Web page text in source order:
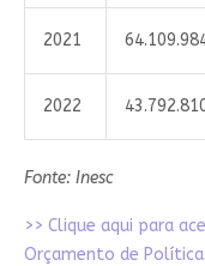
2021
2022
Fonte: Inesc
>> Clique aqui para
Orçamento de